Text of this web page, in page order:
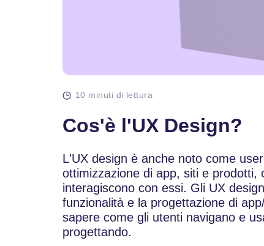
10 minuti di lettura
Cos'è l'UX Design?
L'UX design è anche noto come
ottimizzazione di app, siti e prodotti,
interagiscono con essi. Gli UX
funzionalità e la progettazione di
sapere come gli utenti navigano e
progettando.